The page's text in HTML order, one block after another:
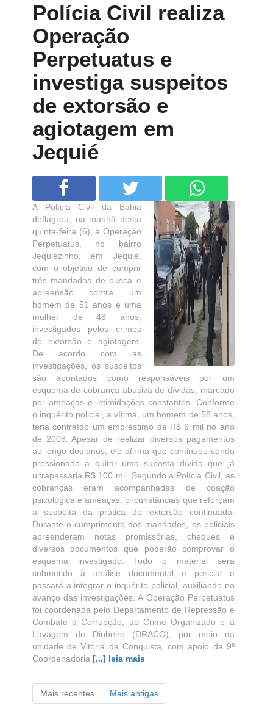
Polícia Civil realiza
Operação
Perpetuatus e
investiga suspeitos
de extorsão e
agiotagem em
Jequié
A Polícia Civil da Bahia
deflagrou, na manhã desta
quinta-feira (6), a Operação
Perpetuatus, no bairro
Jequiezinho, em Jequié,
com o objetivo de cumprir
três mandados de busca e
apreensão contra um
homem de 51 anos e uma
mulher de 48 anos,
investigados pelos crimes
de extorsão e agiotagem.
De acordo com as
investigações, os suspeitos
são apontados como responsáveis por um
esquema de cobrança abusiva de dívidas, marcado
por ameaças e intimidações constantes. Conforme
o inquérito policial, a vítima, um homem de 58 anos,
teria contraído um empréstimo de R$ 6 mil no ano
de 2008. Apesar de realizar diversos pagamentos
ao longo dos anos, ele afirma que continuou sendo
pressionado a quitar uma suposta dívida que já
ultrapassaria R$ 100 mil. Segundo a Polícia Civil, as
cobranças eram acompanhadas de coação
psicológica e ameaças, circunstâncias que reforçam
a suspeita da prática de extorsão continuada.
Durante o cumprimento dos mandados, os policiais
apreenderam notas promissórias, cheques e
diversos documentos que poderão comprovar o
esquema investigado. Todo o material será
submetido à análise documental e pericial e
passará a integrar o inquérito policial, auxiliando no
avanço das investigações. A Operação Perpetuatus
foi coordenada pelo Departamento de Repressão e
Combate à Corrupção, ao Crime Organizado e à
Lavagem de Dinheiro (DRACO), por meio da
unidade de Vitória da Conquista, com apoio da 9ª
Coordenadoria [...] leia mais
Mais recentes Mais antigas